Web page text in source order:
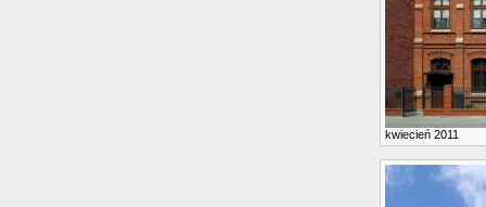
kwiecień 2011